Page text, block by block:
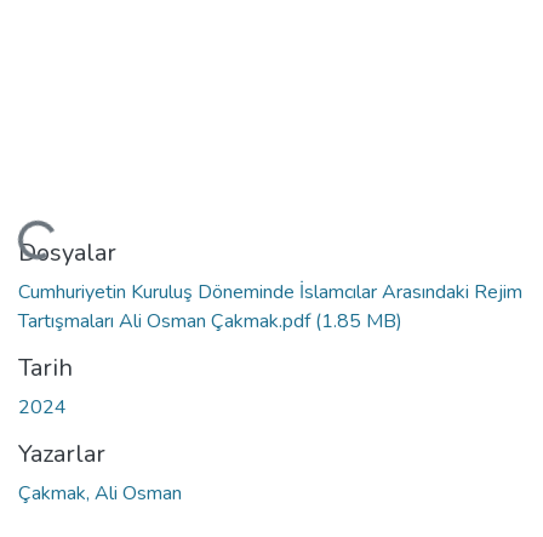
Dosyalar
Cumhuriyetin Kuruluş Döneminde İslamcılar Arasındaki Rejim
Tartışmaları Ali Osman Çakmak.pdf(1.85 MB)
Tarih
2024
Yazarlar
Çakmak, Ali Osman